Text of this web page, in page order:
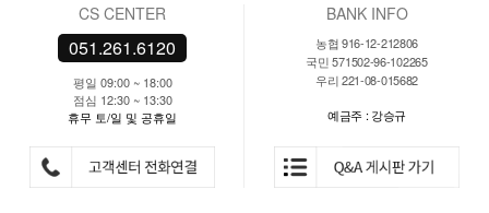
CS CENTER
051.261.6120
평일 09:00 ~ 18:00
점심 12:30 ~ 13:30
휴무 토/일 및 공휴일
BANK INFO
농협 916-12-212806
국민 571502-96-102265
우리 221-08-015682
예금주 : 강승규